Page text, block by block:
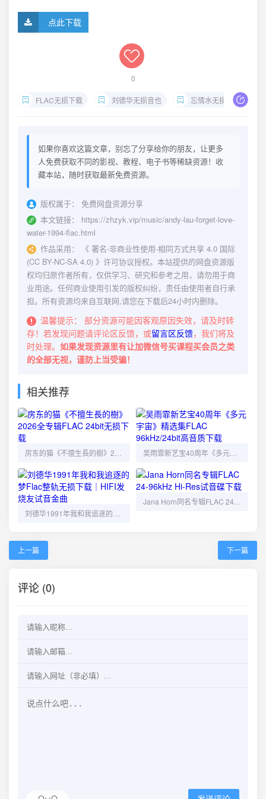
点此下载
0
FLAC无损下载 刘德华无损音也 忘情水无损音质
如果你喜欢这篇文章，别忘了分享给你的朋友，让更多
人免费获取不同的影视、教程、电子书等稀缺资源！收
藏本站，随时获取最新免费资源。
版权属于：
免费网盘资源分享
本文链接：
https://zhzyk.vip/music/andy-lau-forget-love-
water-1994-flac.html
作品采用：
《 署名-非商业性使用-相同方式共享 4.0 国际
(CC BY-NC-SA 4.0) 》许可协议授权。本站提供的网盘资源版
权均归原作者所有，仅供学习、研究和参考之用，请勿用于商
业用途。任何商业使用引发的版权纠纷，责任由使用者自行承
担。所有资源均来自互联网,请您在下载后24小时内删除。
温馨提示：
部分资源可能因客观原因失效，请及时转
存！若发现问题请评论区反馈，或留言区反馈，我们将及
时处理。 如果发现资源里有让加微信号买课程买会员之类
的全部无视，谨防上当受骗！
相关推荐
上一篇 下一篇
评论 (0)